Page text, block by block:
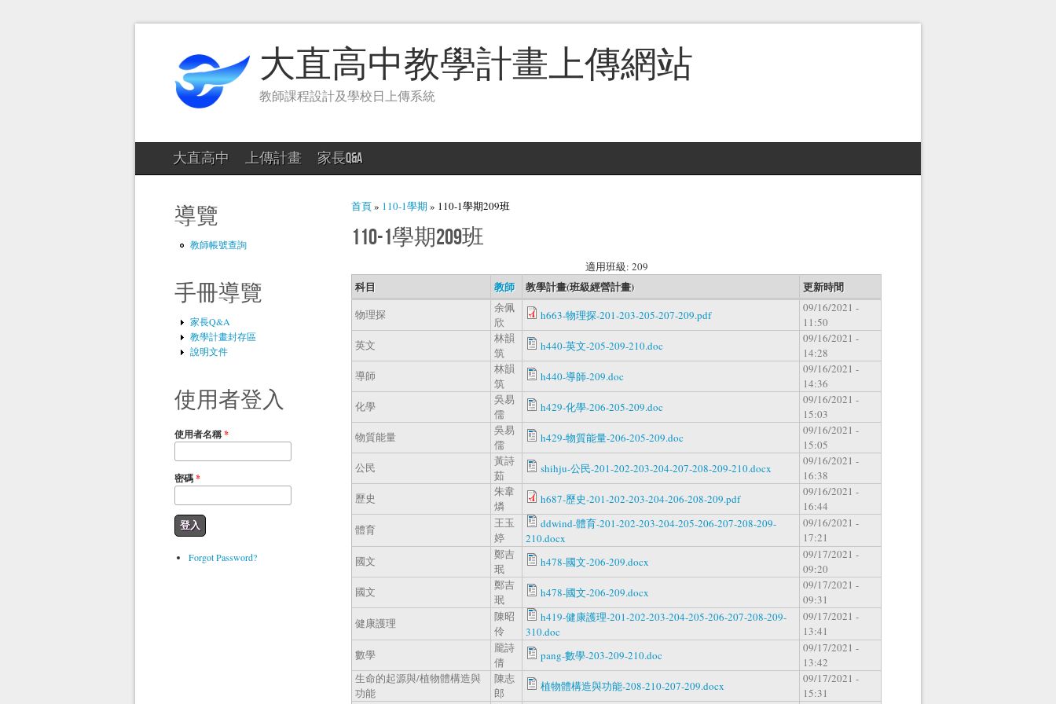
大直高中教學計畫上傳網站
教師課程設計及學校日上傳系統
大直高中 上傳計畫 家長Q&A
導覽
教師帳號查詢
手冊導覽
家長Q&A
教學計畫封存區
說明文件
使用者登入
使用者名稱*
密碼*
Forgot Password?
您在這裡
首頁» 110-1學期 » 110-1學期209班
110-1學期209班
適用班級: 209
科目 教師 教學計畫(班級經營計畫) 更新時間
物理探
余佩
欣
h663-物理探-201-203-205-207-209.pdf
09/16/2021 -
11:50
英文
林韻
筑
h440-英文-205-209-210.doc
09/16/2021 -
14:28
導師
林韻
筑
h440-導師-209.doc
09/16/2021 -
14:36
化學
吳易
儒
h429-化學-206-205-209.doc
09/16/2021 -
15:03
物質能量
吳易
儒
h429-物質能量-206-205-209.doc
09/16/2021 -
15:05
公民
黃詩
茹
shihju-公民-201-202-203-204-207-208-209-210.docx
09/16/2021 -
16:38
歷史
朱韋
燐
h687-歷史-201-202-203-204-206-208-209.pdf
09/16/2021 -
16:44
體育
王玉
婷
ddwind-體育-201-202-203-204-205-206-207-208-209-
210.docx
09/16/2021 -
17:21
國文
鄭吉
珉
h478-國文-206-209.docx
09/17/2021 -
09:20
國文
鄭吉
珉
h478-國文-206-209.docx
09/17/2021 -
09:31
健康護理
陳昭
伶
h419-健康護理-201-202-203-204-205-206-207-208-209-
310.doc
09/17/2021 -
13:41
數學
龎詩
倩
pang-數學-203-209-210.doc
09/17/2021 -
13:42
生命的起源與/植物體構造與
功能
陳志
郎
植物體構造與功能-208-210-207-209.docx
09/17/2021 -
15:31